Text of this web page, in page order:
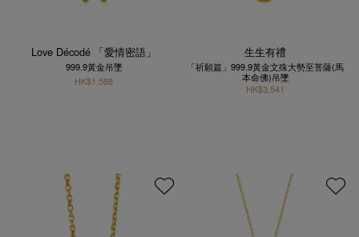
Love Décodé 「愛情密語」
999.9黃金吊墜
HK$1,588
生生有禮
「祈願篇」999.9黃金文殊大勢至菩薩(馬
本命佛)吊墜
HK$3,541